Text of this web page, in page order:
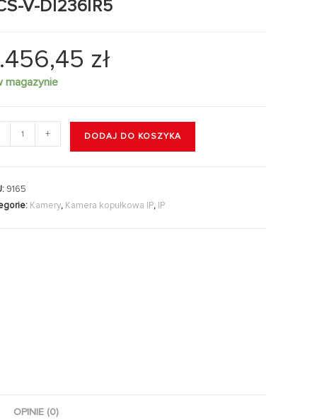
V-DI236IR5
zł
magazynie
+ DODAJ DO KOSZYKA
9165
Kamery, Kamera kopułkowa IP, IP
OPINIE (0)